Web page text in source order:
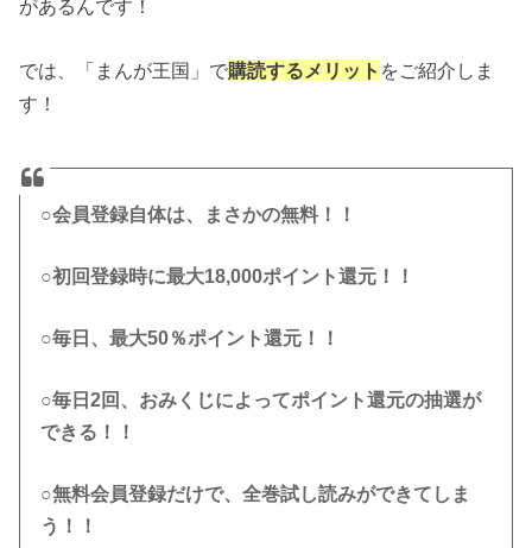
があるんです！
では、「まんが王国」で購読するメリット をご紹介しま
す！
○会員登録自体は、まさかの無料！！
○初回登録時に最大18,000ポイント還元！！
○毎日、最大50％ポイント還元！！
○毎日2回、おみくじによってポイント還元の抽選が
できる！！
○無料会員登録だけで、全巻試し読みができてしま
う！！